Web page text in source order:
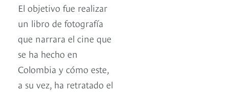
El objetivo fue realizar
un libro de fotografía
que narrara el cine que
se ha hecho en
Colombia y cómo este,
a su vez, ha retratado el